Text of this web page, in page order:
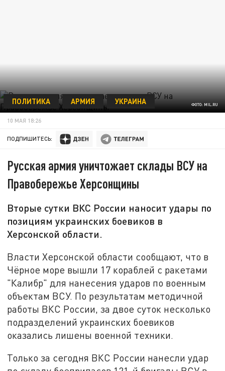
ФОТО: MIL.RU
ПОЛИТИКА АРМИЯ УКРАИНА
10 МАЯ 18:26
ПОДПИШИТЕСЬ:
Русская армия уничтожает склады ВСУ на
Правобережье Херсонщины
Вторые сутки ВКС России наносит удары по
позициям украинских боевиков в
Херсонской области.
Власти Херсонской области сообщают, что в
Чёрное море вышли 17 кораблей с ракетами
"Калибр" для нанесения ударов по военным
объектам ВСУ. По результатам методичной
работы ВКС России, за двое суток несколько
подразделений украинских боевиков
оказались лишены военной техники.
Только за сегодня ВКС России нанесли удар